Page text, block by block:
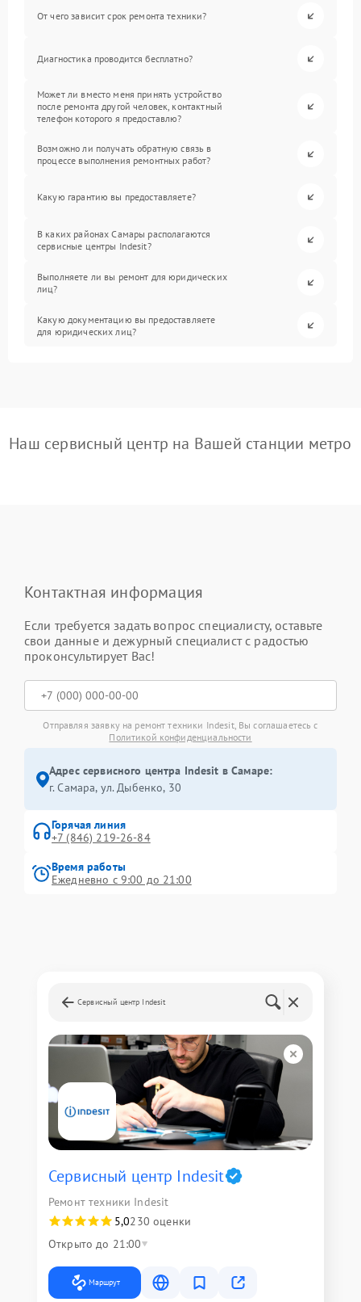
От чего зависит срок ремонта техники?
Диагностика проводится бесплатно?
Может ли вместо меня принять устройство
после ремонта другой человек, контактный
телефон которого я предоставлю?
Возможно ли получать обратную связь в
процессе выполнения ремонтных работ?
Какую гарантию вы предоставляете?
В каких районах Самары располагаются
сервисные центры Indesit?
Выполняете ли вы ремонт для юридических
лиц?
Какую документацию вы предоставляете
для юридических лиц?
Наш сервисный центр на Вашей станции метро
Контактная информация
Если требуется задать вопрос специалисту, оставьте
свои данные и дежурный специалист с радостью
проконсультирует Вас!
Отправляя заявку на ремонт техники Indesit, Вы соглашаетесь с
Политикой конфиденциальности
Адрес сервисного центра Indesit в Самаре:
г. Самара, ул. Дыбенко, 30
Горячая линия
+7 (846) 219-26-84
Время работы
Ежедневно с 9:00 до 21:00
Сервисный центр Indesit
Сервисный центр Indesit
Ремонт техники Indesit
5,0230 оценки
Открыто до 21:00
Маршрут